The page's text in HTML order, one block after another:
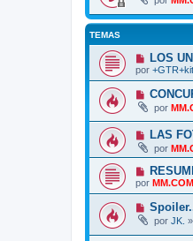
TEMAS
LOS
por
por
LAS
por
por MM.COM
por JK. »